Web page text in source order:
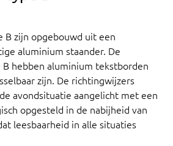
B zijn opgebouwd uit een
aluminium staander. De
hebben aluminium tekstborden
zijn. De richtingwijzers
avondsituatie aangelicht met een
opgesteld in de nabijheid van
leesbaarheid in alle situaties